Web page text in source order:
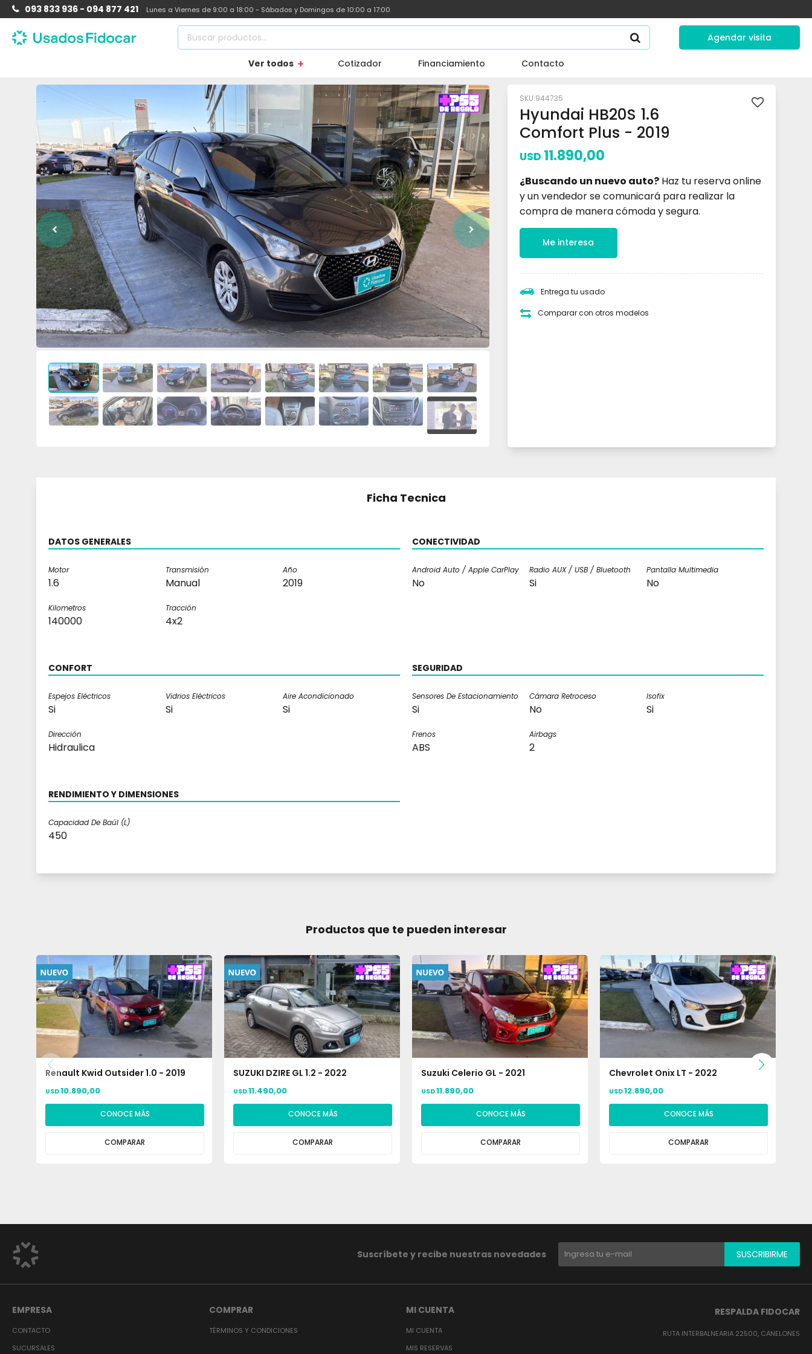
Ver todos Cotizador Financiamiento Contacto
Agendar visita
093 833 936 - 094 877 421 Lunes a Viernes de 9:00 a 18:00 - Sábados y Domingos de 10:00 a 17:00
944735
Hyundai HB20S 1.6
Comfort Plus - 2019
USD 11.890,00
¿Buscando un nuevo auto? Haz tu reserva online
y un vendedor se comunicará para realizar la
compra de manera cómoda y segura.
Me interesa
Entrega tu usado
Comparar con otros modelos
Ficha Tecnica
DATOS GENERALES
Motor
1.6
Transmisión
Manual
Año
2019
Kilometros
140000
Tracción
4x2
CONECTIVIDAD
Android Auto / Apple CarPlay
No
Radio AUX / USB / Bluetooth
Si
Pantalla Multimedia
No
CONFORT
Espejos Eléctricos
Si
Vidrios Eléctricos
Si
Aire Acondicionado
Si
Dirección
Hidraulica
SEGURIDAD
Sensores De Estacionamiento
Si
Cámara Retroceso
No
Isofix
Si
Frenos
ABS
Airbags
2
RENDIMIENTO Y DIMENSIONES
Capacidad De Baúl (l)
450
Productos que te pueden interesar
Renault Kwid Outsider 1.0 - 2019
USD10.890,00
CONOCE MÁS
COMPARAR
SUZUKI DZIRE GL 1.2 - 2022
USD11.490,00
CONOCE MÁS
COMPARAR
Suzuki Celerio GL - 2021
USD11.890,00
CONOCE MÁS
COMPARAR
Chevrolet Onix LT - 2022
USD12.890,00
CONOCE MÁS
COMPARAR
RESPALDA FIDOCAR
RUTA INTERBALNEARIA 22500, CANELONES
EMPRESA
CONTACTO
SUCURSALES
COMPRAR
TÉRMINOS Y CONDICIONES
MI CUENTA
MI CUENTA
MIS RESERVAS
Suscríbete y recibe nuestras novedades SUSCRIBIRME